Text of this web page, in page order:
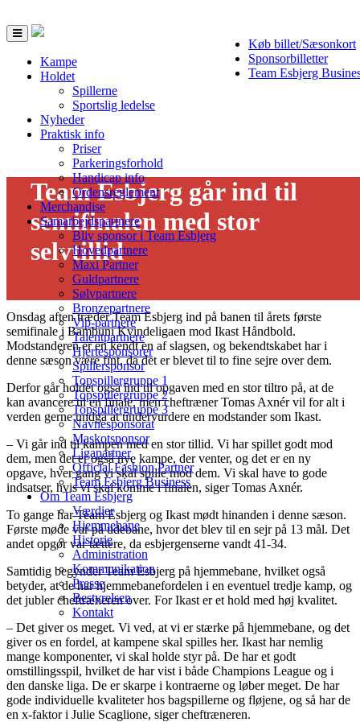
Køb billet/Sæsonkort
Sponsorbilletter
Team Esbjerg
Toggle
navigation
Kampe
Holdet
Spillerne
Sportslig ledelse
Nyheder
Praktisk info
Priser
Parkeringsforhold
Handicap info
Ordensreglement
Merchandise
Samarbejdspartnere
Bliv sponsor i Team Esbjerg
Hovedpartnere
Maxi Partner
Guldpartnere
Sølvpartnere
Bronzepartnere
Vip-partnere
Talentpartnere
Hjertesponsorer
Spillersponsor
Topspillergruppe 1
Topspillergruppe 2
Topspillergruppe 3
Navnesponsorat
Maskotsponsor
Ligapartner
Official Fashion Partner
Team Esbjerg Business
Om Team Esbjerg
Værdier
Hjemmebane
Historie
Administration
Kommunikation
Presse
Bestyrelsen
Kontakt
Team Esbjerg går ind til
semifinalen med stor
selvtillid
12/05 - 2026
Onsdag aften træder Team Esbjerg ind på banen til årets første
semifinale i Bambuni Kvindeligaen mod Ikast Håndbold.
Modstanderen er en kendt en af slagsen, og bekendtskabet har i
denne sæson være fint, da det er blevet til to fine sejre over dem.
Derfor går holdet også ind til opgaven med en stor tiltro på, at de
kan avancere til en finale, men cheftræner Tomas Axnér vil for alt i
verden gerne undgå at undervurdere en modstander som Ikast.
– Vi går ind til kampen med en stor tillid. Vi har spillet godt mod
dem, men det er også nye kampe, der venter, og det er en ny
opgave, hver gang vi skal spille mod dem. Vi skal have to gode
indsatser, hvis vi skal komme i finalen, siger Tomas Axnér.
To gange har Team Esbjerg og Ikast mødt hinanden i denne sæson.
Første møde var på udebane, hvor det blev til en sejr på 13 mål. Det
andet opgør var tættere, da esbjergenserne vandt 41-34.
Samtidig begynder Team Esbjerg på hjemmebane, hvilket også
betyder, at de har hjemmebanefordelen i en eventuel tredje kamp, og
det jubler cheftræneren over. For Ikast er et hold med høj kvalitet.
– Det giver os meget. Vi ved, at vi er stærke på hjemmebane, og det
giver os en fordel, at kampene skal spilles her. Ikast har nemlig
mange komponenter, vi skal holde styr på. De har et godt
omstillingsspil, hvilket de har vist i både Champions League og i
den danske liga. De er skarpe i kontraerne og løber meget. De har
gode individuelle kvaliteter hos bagspillerne og fløjene, og så har de
en x-faktor i Julie Scaglione, siger cheftræneren.